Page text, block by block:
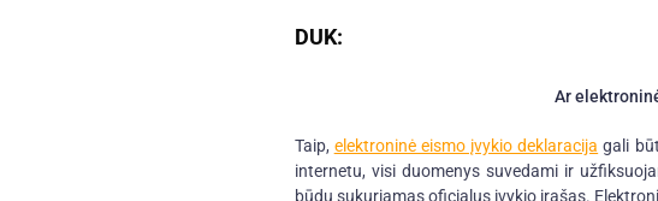
DUK:
Ar
Taip, elektroninė eismo įvykio deklaracija gali
internetu, visi duomenys suvedami ir
būdu sukuriamas oficialus įvykio įrašas.